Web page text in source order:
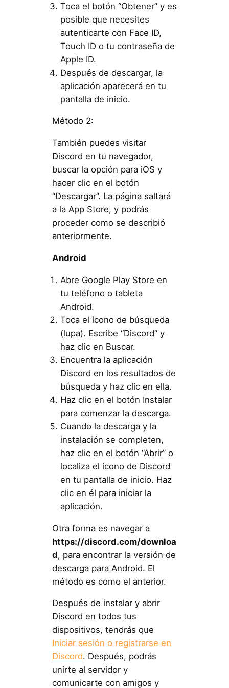
Toca el botón “Obtener” y es
posible que necesites
autenticarte con Face ID,
Touch ID o tu contraseña de
Apple ID.
Después de descargar, la
aplicación aparecerá en tu
pantalla de inicio.
Método 2:
También puedes visitar
Discord en tu navegador,
buscar la opción para iOS y
hacer clic en el botón
“Descargar”. La página saltará
a la App Store, y podrás
proceder como se describió
anteriormente.
Android
Abre Google Play Store en
tu teléfono o tableta
Android.
Toca el ícono de búsqueda
(lupa). Escribe “Discord” y
haz clic en Buscar.
Encuentra la aplicación
Discord en los resultados de
búsqueda y haz clic en ella.
Haz clic en el botón Instalar
para comenzar la descarga.
Cuando la descarga y la
instalación se completen,
haz clic en el botón “Abrir” o
localiza el ícono de Discord
en tu pantalla de inicio. Haz
clic en él para iniciar la
aplicación.
Otra forma es navegar a
https://discord.com/downloa
d, para encontrar la versión de
descarga para Android. El
método es como el anterior.
Después de instalar y abrir
Discord en todos tus
dispositivos, tendrás que
Iniciar sesión o registrarse en
Discord. Después, podrás
unirte al servidor y
comunicarte con amigos y